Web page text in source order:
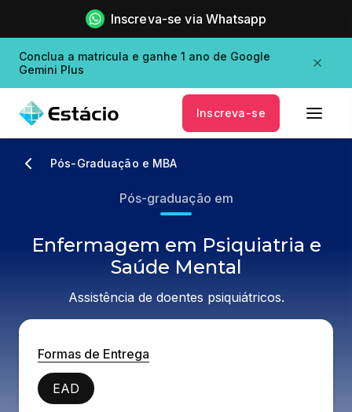
Inscreva-se via Whatsapp
Conclua a matricula e ganhe 1 ano de Google
Gemini Plus
Inscreva-se
Pós-Graduação e MBA
Pós-graduação em
Enfermagem em Psiquiatria e
Saúde Mental
Assistência de doentes psiquiátricos.
Formas de Entrega
EAD